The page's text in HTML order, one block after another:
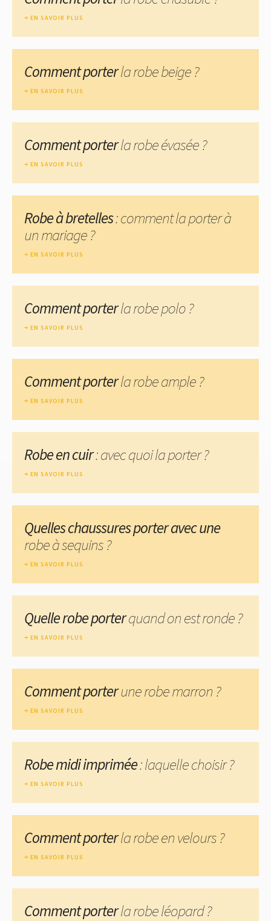
EN SAVOIR PLUS
Comment porterla robe beige ?
EN SAVOIR PLUS
Comment porterla robe évasée ?
EN SAVOIR PLUS
Robe à bretelles: comment la porter à
un mariage ?
EN SAVOIR PLUS
Comment porterla robe polo ?
EN SAVOIR PLUS
Comment porterla robe ample ?
EN SAVOIR PLUS
Robe en cuir: avec quoi la porter ?
EN SAVOIR PLUS
Quelles chaussures porter avec une
robe à sequins ?
EN SAVOIR PLUS
Quelle robe porterquand on est ronde ?
EN SAVOIR PLUS
Comment porterune robe marron ?
EN SAVOIR PLUS
Robe midi imprimée: laquelle choisir ?
EN SAVOIR PLUS
Comment porterla robe en velours ?
EN SAVOIR PLUS
Comment porterla robe léopard ?